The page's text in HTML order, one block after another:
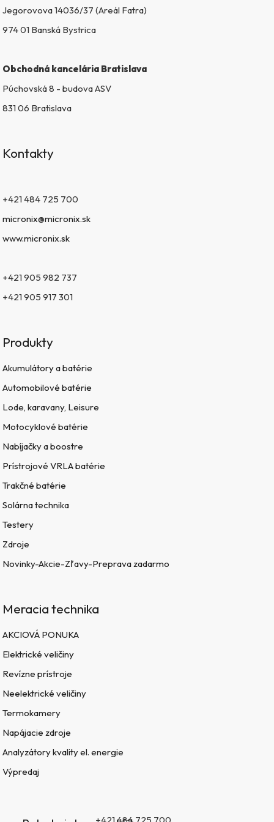
v
u
Jegorovova 14036/37 (Areál Fatra)
974 01 Banská Bystrica
Obchodná kancelária Bratislava
Púchovská 8 - budova ASV
831 06 Bratislava
Kontakty
+421 484 725 700
micronix@micronix.sk
www.micronix.sk
+421 905 982 737
+421 905 917 301
Produkty
Akumulátory a batérie
Automobilové batérie
Lode, karavany, Leisure
Motocyklové batérie
Nabíjačky a boostre
Prístrojové VRLA batérie
Trakčné batérie
Solárna technika
Testery
Zdroje
Novinky-Akcie-Zľavy-Preprava zadarmo
Meracia technika
AKCIOVÁ PONUKA
Elektrické veličiny
Revízne prístroje
Neelektrické veličiny
Termokamery
Napájacie zdroje
Analyzátory kvality el. energie
Výpredaj